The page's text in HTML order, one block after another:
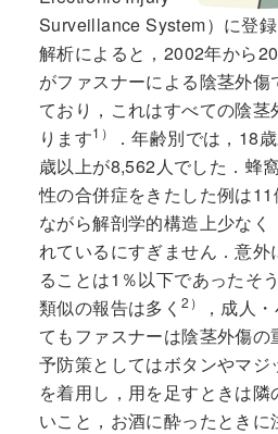
Surveillance System）に登
解析によると，2002年から
がファスナーによる陰茎外傷
ており，これはすべての陰
ります1）
．年齢別では，18
歳以上が8,562人でした．蜂
性の合併症をきたした例は
ながら解剖学的構造上少なく
れているにすぎません．意外
ることは1％以下であったそ
類似の報告は多く2）
，成人
てもファスナーは陰茎外傷の
予防策としてはボタンやマジ
を着用し，用を足すときは
いこと，お酒に酔ったときに